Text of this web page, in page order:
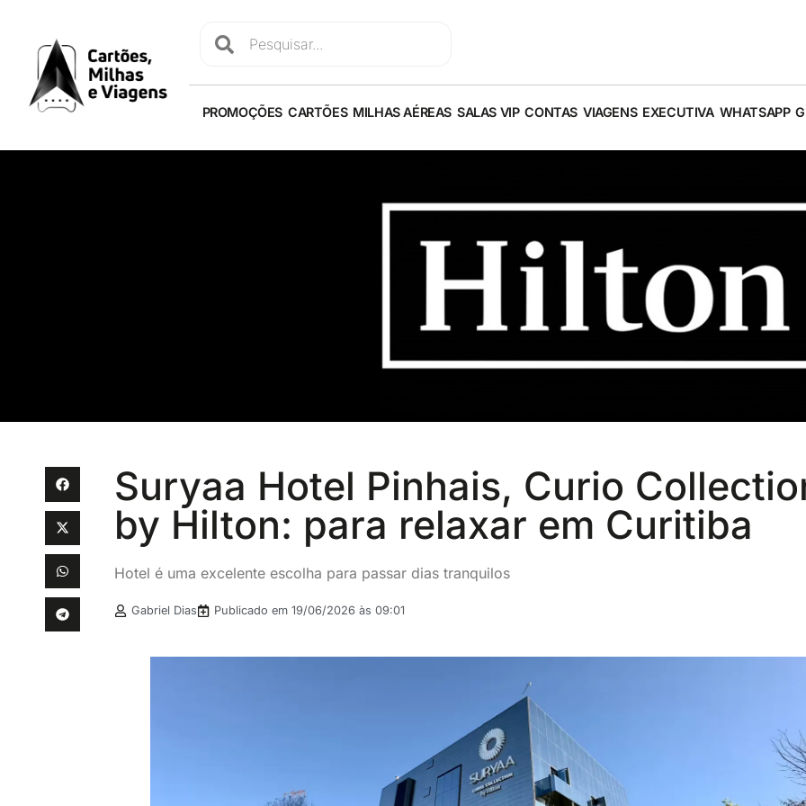
PROMOÇÕES CARTÕES MILHAS AÉREAS SALAS VIP CONTAS VIAGENS EXECUTIVA WHATSAPP
Suryaa Hotel Pinhais, Curio
by Hilton: para relaxar em Curitiba
Hotel é uma excelente escolha para passar dias tranquilos
Gabriel Dias Publicado em 19/06/2026 às 09:01